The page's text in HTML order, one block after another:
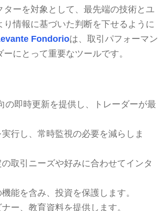
ーを対象として、最先端の技術とユ
情報に基づいた判断を下せるように
Fondorioは、取引パフォーマン
にとって重要なツールです。
の即時更新を提供し、トレーダーが最
行し、常時監視の必要を減らしま
取引ニーズや好みに合わせてインタ
能を含み、投資を保護します。
ー、教育資料を提供します。